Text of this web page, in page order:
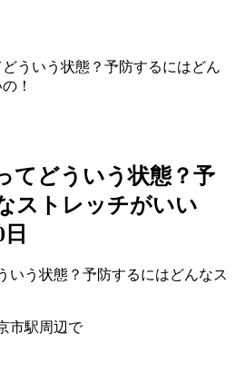
ういう状態？予防するにはどん
！
てどういう状態？予
ストレッチがいい
市駅周辺で